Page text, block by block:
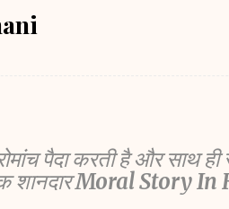
पैदा करती है और साथ
शानदारMoral Story In